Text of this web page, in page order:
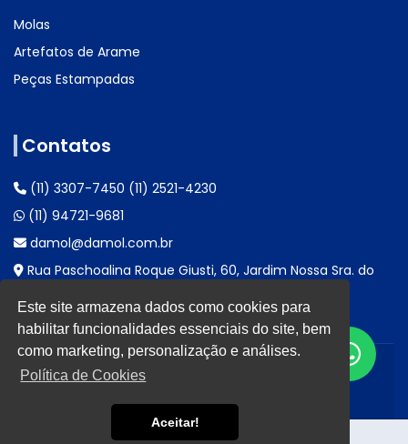
Este site armazena dados como cookies para
habilitar funcionalidades essenciais do site, bem
como marketing, personalização e análises.
Política de Cookies
Aceitar!
Molas
Artefatos de Arame
Peças Estampadas
Contatos
(11) 3307-7450 (11) 2521-4230
(11) 94721-9681
damol@damol.com.br
Rua Paschoalina Roque Giusti, 60, Jardim Nossa Sra. do
Carmo, São Paulo - SP, CEP: 08270-465
©Inovvary